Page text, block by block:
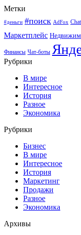
Метки
#деньги #поиск AdFox
Маркетплейс
Финансы Чат-боты
Рубрики
В мире
Интересное
История
Разное
Экономика
Рубрики
Бизнес
В мире
Интересное
История
Маркетинг
Продажи
Разное
Экономика
Архивы